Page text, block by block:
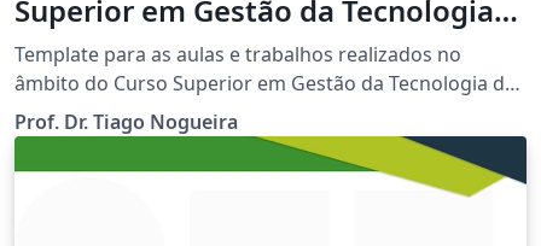
Superior em Gestão da Tecnologia
da Informação
Template para as aulas e trabalhos realizados no
âmbito do Curso Superior em Gestão da Tecnologia da
Informação do Instituto Federal Baiano - Campus Bom
Jesus da Lapa.
Prof. Dr. Tiago Nogueira